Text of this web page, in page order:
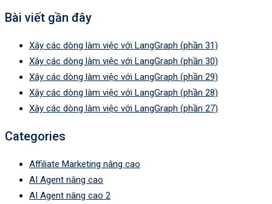
Bài viết gần đây
Xây các dòng làm việc với LangGraph (phần 31)
Xây các dòng làm việc với LangGraph (phần 30)
Xây các dòng làm việc với LangGraph (phần 29)
Xây các dòng làm việc với LangGraph (phần 28)
Xây các dòng làm việc với LangGraph (phần 27)
Categories
Affiliate Marketing nâng cao
AI Agent nâng cao
AI Agent nâng cao 2